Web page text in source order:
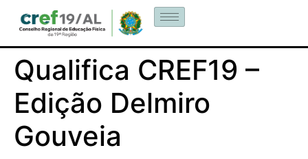
Qualifica CREF19 –
Edição Delmiro
Gouveia